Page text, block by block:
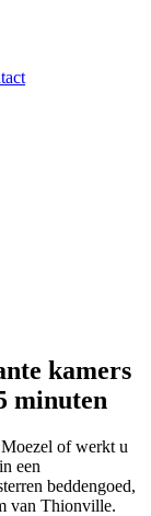
kamers
minuten
of werkt u
een
beddengoed,
van Thionville.